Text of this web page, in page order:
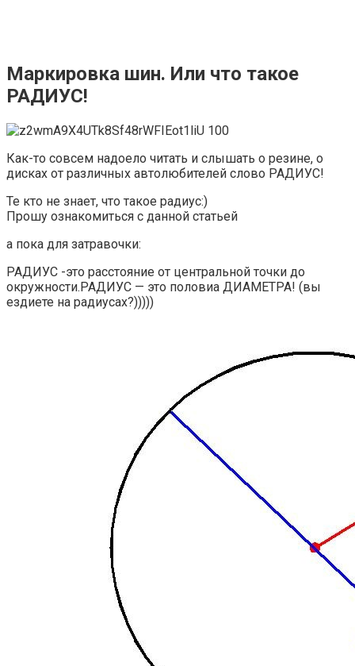
Маркировка шин. Или что такое
РАДИУС!
Как-то совсем надоело читать и слышать о резине, о
дисках от различных автолюбителей слово РАДИУС!
Те кто не знает, что такое радиус:)
Прошу ознакомиться с данной статьей
а пока для затравочки:
РАДИУС -это расстояние от центральной точки до
окружности.РАДИУС — это половиа ДИАМЕТРА! (вы
ездиете на радиусах?)))))